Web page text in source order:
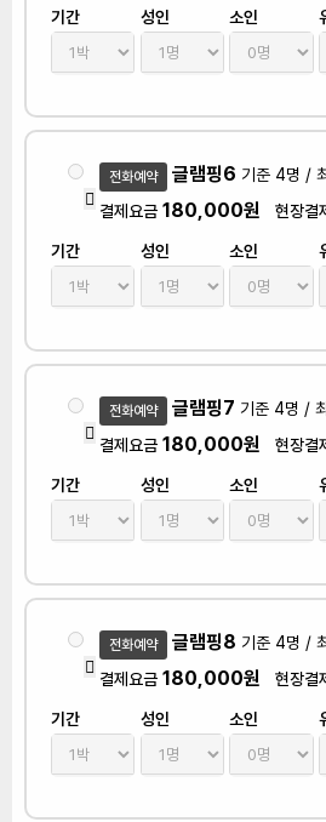
기간 성인 소인
전화예약 글램핑6 기준 4명 /
결제요금 180,000원 현장결
기간 성인 소인
전화예약 글램핑7 기준 4명 /
결제요금 180,000원 현장결
기간 성인 소인
전화예약 글램핑8 기준 4명 /
결제요금 180,000원 현장결
기간 성인 소인